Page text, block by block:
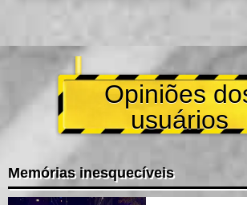
Opiniões
usuários
Memórias inesquecíveis